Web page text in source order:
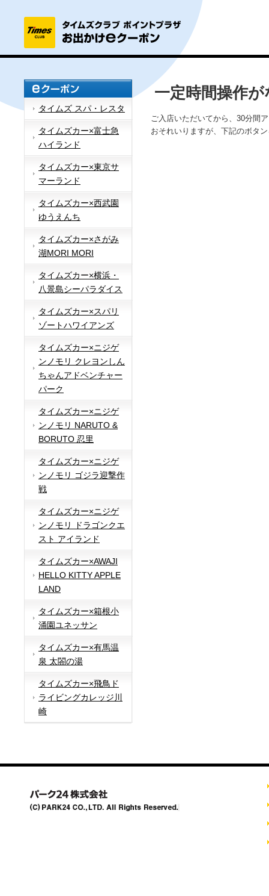
タイムズ スパ・レスタ
タイムズカー×富士急
ハイランド
タイムズカー×東京サ
マーランド
タイムズカー×西武園
ゆうえんち
タイムズカー×さがみ
湖MORI MORI
タイムズカー×横浜・
八景島シーパラダイス
タイムズカー×スパリ
ゾートハワイアンズ
タイムズカー×ニジゲ
ンノモリ クレヨンしん
ちゃんアドベンチャー
パーク
タイムズカー×ニジゲ
ンノモリ NARUTO &
BORUTO 忍里
タイムズカー×ニジゲ
ンノモリ ゴジラ迎撃作
戦
タイムズカー×ニジゲ
ンノモリ ドラゴンクエ
スト アイランド
タイムズカー×AWAJI
HELLO KITTY APPLE
LAND
タイムズカー×箱根小
涌園ユネッサン
タイムズカー×有馬温
泉 太閤の湯
タイムズカー×飛鳥ド
ライビングカレッジ川
崎
一定時間操作
ご入店いただいてから、30分間
おそれいりますが、下記のボタ